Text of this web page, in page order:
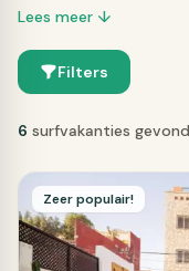
Lees meer ↓
Filters
6 surfvakanties
Zeer populair!